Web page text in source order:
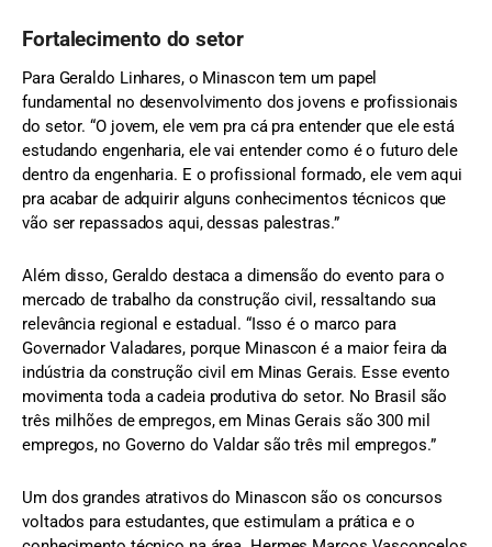
Fortalecimento do setor
Para Geraldo Linhares, o Minascon tem um papel
fundamental no desenvolvimento dos jovens e profissionais
do setor. “O jovem, ele vem pra cá pra entender que ele está
estudando engenharia, ele vai entender como é o futuro dele
dentro da engenharia. E o profissional formado, ele vem aqui
pra acabar de adquirir alguns conhecimentos técnicos que
vão ser repassados aqui, dessas palestras.”
Além disso, Geraldo destaca a dimensão do evento para o
mercado de trabalho da construção civil, ressaltando sua
relevância regional e estadual. “Isso é o marco para
Governador Valadares, porque Minascon é a maior feira da
indústria da construção civil em Minas Gerais. Esse evento
movimenta toda a cadeia produtiva do setor. No Brasil são
três milhões de empregos, em Minas Gerais são 300 mil
empregos, no Governo do Valdar são três mil empregos.”
Um dos grandes atrativos do Minascon são os concursos
voltados para estudantes, que estimulam a prática e o